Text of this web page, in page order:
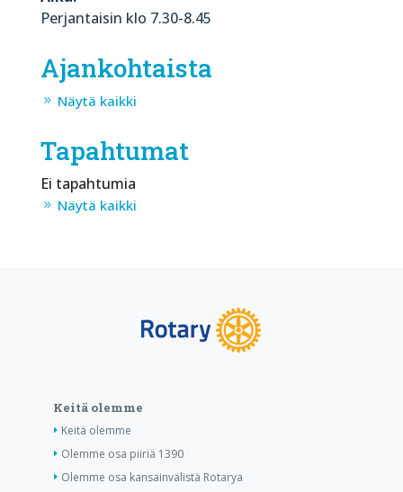
Perjantaisin klo 7.30-8.45
Ajankohtaista
Näytä kaikki
Tapahtumat
Ei tapahtumia
Näytä kaikki
Keitä olemme
Keitä olemme
Olemme osa piiriä 1390
Olemme osa kansainvälistä Rotarya